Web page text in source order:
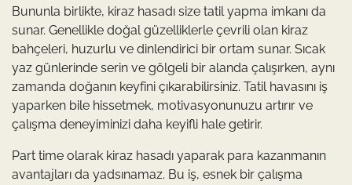
Bununla birlikte, kiraz hasadı size tatil yapma imkanı da
sunar. Genellikle doğal güzelliklerle çevrili olan kiraz
bahçeleri, huzurlu ve dinlendirici bir ortam sunar. Sıcak
yaz günlerinde serin ve gölgeli bir alanda çalışırken, aynı
zamanda doğanın keyfini çıkarabilirsiniz. Tatil havasını iş
yaparken bile hissetmek, motivasyonunuzu artırır ve
çalışma deneyiminizi daha keyifli hale getirir.
Part time olarak kiraz hasadı yaparak para kazanmanın
avantajları da yadsınamaz. Bu iş, esnek bir çalışma